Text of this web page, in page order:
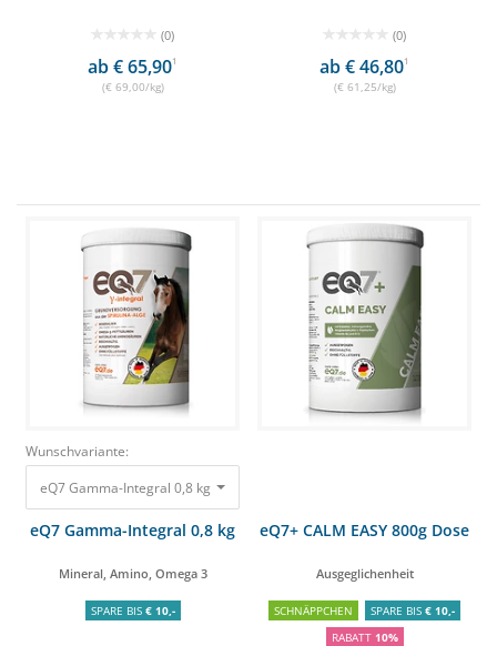
(0)
ab € 65,901
(€ 69,00/kg)
(0)
ab € 46,801
(€ 61,25/kg)
Wunschvariante:
eQ7 Gamma-Integral 0,8 kg Mineral, Amino, Omega 3 49,00 €
eQ7 Gamma-Integral 0,8 kg
Mineral, Amino, Omega 3
SPARE BIS € 10,-
eQ7+ CALM EASY 800g Dose
Ausgeglichenheit
SCHNÄPPCHEN SPARE BIS € 10,-
RABATT 10%